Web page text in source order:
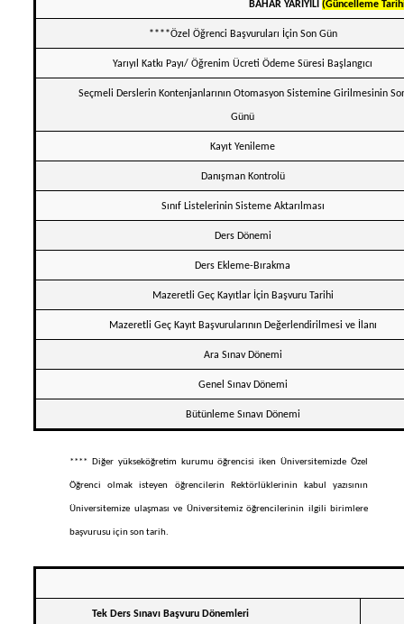
BAHAR YARIYILI (Güncelleme
****Özel Öğrenci Başvuruları İçin Son Gün
Yarıyıl Katkı Payı/ Öğrenim Ücreti Ödeme Süresi Başlangıcı
Seçmeli Derslerin Kontenjanlarının Otomasyon Sistemine Girilmesinin
Günü
Kayıt Yenileme
Danışman Kontrolü
Sınıf Listelerinin Sisteme Aktarılması
Ders Dönemi
Ders Ekleme-Bırakma
Mazeretli Geç Kayıtlar İçin Başvuru Tarihi
Mazeretli Geç Kayıt Başvurularının Değerlendirilmesi ve İlanı
Ara Sınav Dönemi
Genel Sınav Dönemi
Bütünleme Sınavı Dönemi
**** Diğer yükseköğretim kurumu öğrencisi iken Üniversitemizde Özel
Öğrenci olmak isteyen öğrencilerin Rektörlüklerinin kabul yazısının
Üniversitemize ulaşması ve Üniversitemiz öğrencilerinin ilgili birimlere
başvurusu için son tarih.
Tek Ders Sınavı Başvuru Dönemleri